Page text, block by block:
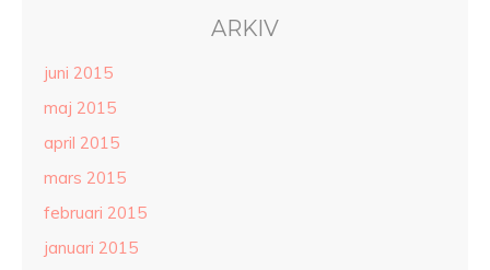
ARKIV
juni 2015
maj 2015
april 2015
mars 2015
februari 2015
januari 2015